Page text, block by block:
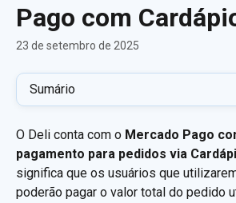
Pago com
23 de setembro de 2025
Sumário
O Deli conta com o Mercado Pago
pagamento para pedidos via
significa que os usuários que
poderão pagar o valor total do pedido